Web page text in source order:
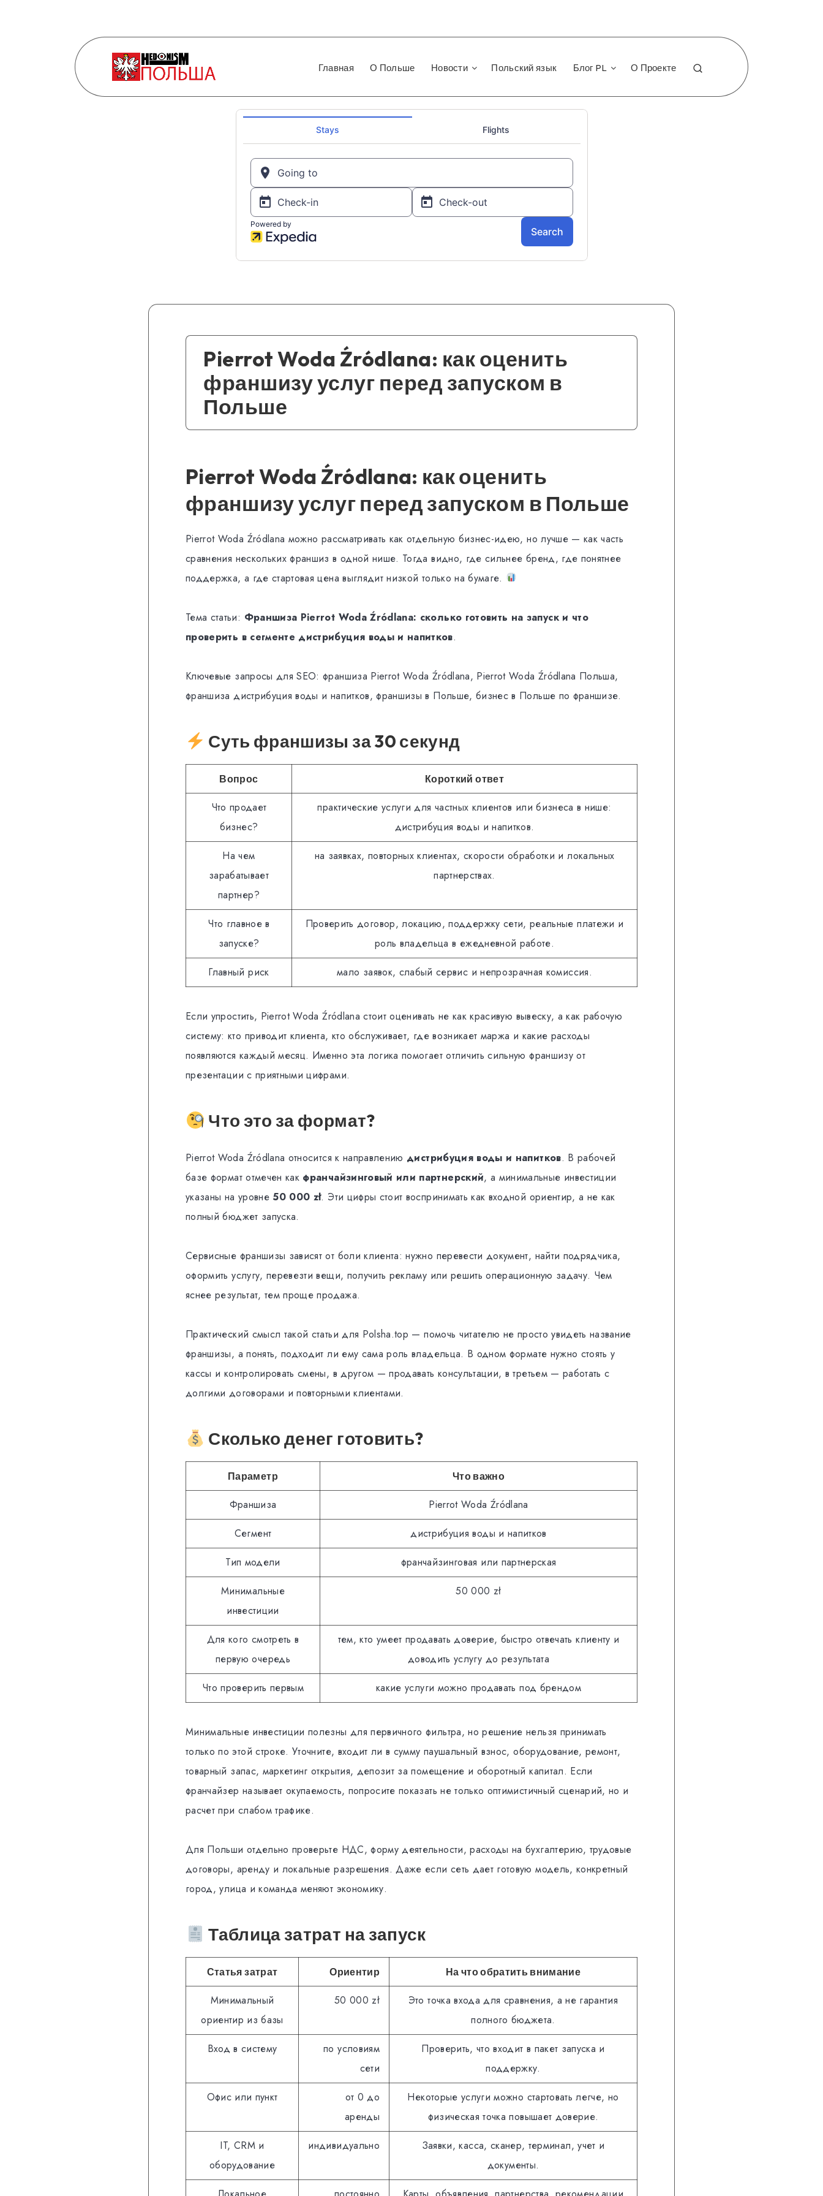
Главная О Польше Новости Польский язык Блог PL О Проекте
Pierrot Woda Źródlana: как оценить
франшизу услуг перед запуском в
Польше
Pierrot Woda Źródlana: как оценить
франшизу услуг перед запуском в Польше
Pierrot Woda Źródlana можно рассматривать как отдельную бизнес-идею, но лучше — как часть
сравнения нескольких франшиз в одной нише. Тогда видно, где сильнее бренд, где понятнее
поддержка, а где стартовая цена выглядит низкой только на бумаге.
Тема статьи: Франшиза Pierrot Woda Źródlana: сколько готовить на запуск и что
проверить в сегменте дистрибуция воды и напитков.
Ключевые запросы для SEO: франшиза Pierrot Woda Źródlana, Pierrot Woda Źródlana Польша,
франшиза дистрибуция воды и напитков, франшизы в Польше, бизнес в Польше по франшизе.
Суть франшизы за 30 секунд
Вопрос Короткий ответ
Что продает
бизнес?
практические услуги для частных клиентов или бизнеса в нише:
дистрибуция воды и напитков.
На чем
зарабатывает
партнер?
на заявках, повторных клиентах, скорости обработки и локальных
партнерствах.
Что главное в
запуске?
Проверить договор, локацию, поддержку сети, реальные платежи и
роль владельца в ежедневной работе.
Главный риск мало заявок, слабый сервис и непрозрачная комиссия.
Если упростить, Pierrot Woda Źródlana стоит оценивать не как красивую вывеску, а как рабочую
систему: кто приводит клиента, кто обслуживает, где возникает маржа и какие расходы
появляются каждый месяц. Именно эта логика помогает отличить сильную франшизу от
презентации с приятными цифрами.
Что это за формат?
Pierrot Woda Źródlana относится к направлению дистрибуция воды и напитков. В рабочей
базе формат отмечен как франчайзинговый или партнерский, а минимальные инвестиции
указаны на уровне 50 000 zł. Эти цифры стоит воспринимать как входной ориентир, а не как
полный бюджет запуска.
Сервисные франшизы зависят от боли клиента: нужно перевести документ, найти подрядчика,
оформить услугу, перевезти вещи, получить рекламу или решить операционную задачу. Чем
яснее результат, тем проще продажа.
Практический смысл такой статьи для Polsha.top — помочь читателю не просто увидеть название
франшизы, а понять, подходит ли ему сама роль владельца. В одном формате нужно стоять у
кассы и контролировать смены, в другом — продавать консультации, в третьем — работать с
долгими договорами и повторными клиентами.
Сколько денег готовить?
Параметр Что важно
Франшиза Pierrot Woda Źródlana
Сегмент дистрибуция воды и напитков
Тип модели франчайзинговая или партнерская
Минимальные
инвестиции
50 000 zł
Для кого смотреть в
первую очередь
тем, кто умеет продавать доверие, быстро отвечать клиенту и
доводить услугу до результата
Что проверить первым какие услуги можно продавать под брендом
Минимальные инвестиции полезны для первичного фильтра, но решение нельзя принимать
только по этой строке. Уточните, входит ли в сумму паушальный взнос, оборудование, ремонт,
товарный запас, маркетинг открытия, депозит за помещение и оборотный капитал. Если
франчайзер называет окупаемость, попросите показать не только оптимистичный сценарий, но и
расчет при слабом трафике.
Для Польши отдельно проверьте НДС, форму деятельности, расходы на бухгалтерию, трудовые
договоры, аренду и локальные разрешения. Даже если сеть дает готовую модель, конкретный
город, улица и команда меняют экономику.
Таблица затрат на запуск
Статья затрат Ориентир На что обратить внимание
Минимальный
ориентир из базы
50 000 zł
Это точка входа для сравнения, а не гарантия
полного бюджета.
Вход в систему
по условиям
сети
Проверить, что входит в пакет запуска и
поддержку.
Офис или пункт
от 0 до
аренды
Некоторые услуги можно стартовать легче, но
физическая точка повышает доверие.
IT, CRM и
оборудование
индивидуально
Заявки, касса, сканер, терминал, учет и
документы.